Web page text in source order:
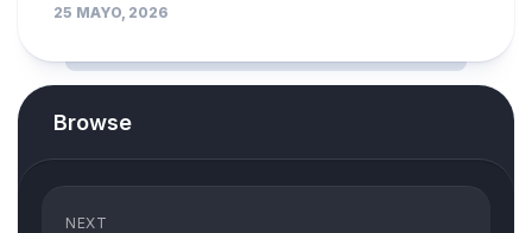
25 MAYO, 2026
Browse
NEXT